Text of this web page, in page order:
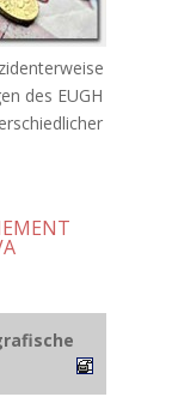
des EUGH